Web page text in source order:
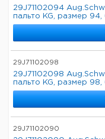
29J71102094
пальто KG, размер 94,
29J71102098
29J71102098
пальто KG, размер 98,
29J71102090